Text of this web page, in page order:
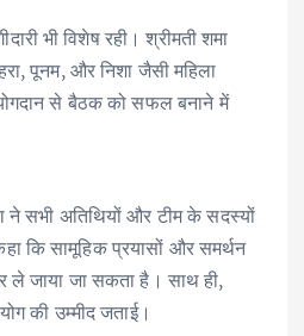
भी विशेष रही। श्रीमती शमा
पूनम, और निशा जैसी महिला
से बैठक को सफल बनाने में
ने सभी अतिथियों और टीम के सदस्यों
कि सामूहिक प्रयासों और समर्थन
ले जाया जा सकता है। साथ ही,
की उम्मीद जताई।